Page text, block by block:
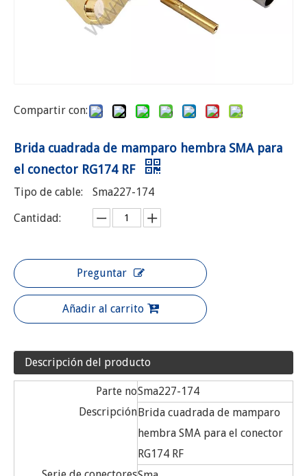
Compartir con:
Brida cuadrada de mamparo hembra SMA para
el conector RG174 RF
Tipo de cable:
Sma227-174
Cantidad:
Preguntar
Añadir al carrito
Descripción del producto
Parte noSma227-174
Descripción Brida cuadrada de mamparo
hembra SMA para el conector
RG174 RF